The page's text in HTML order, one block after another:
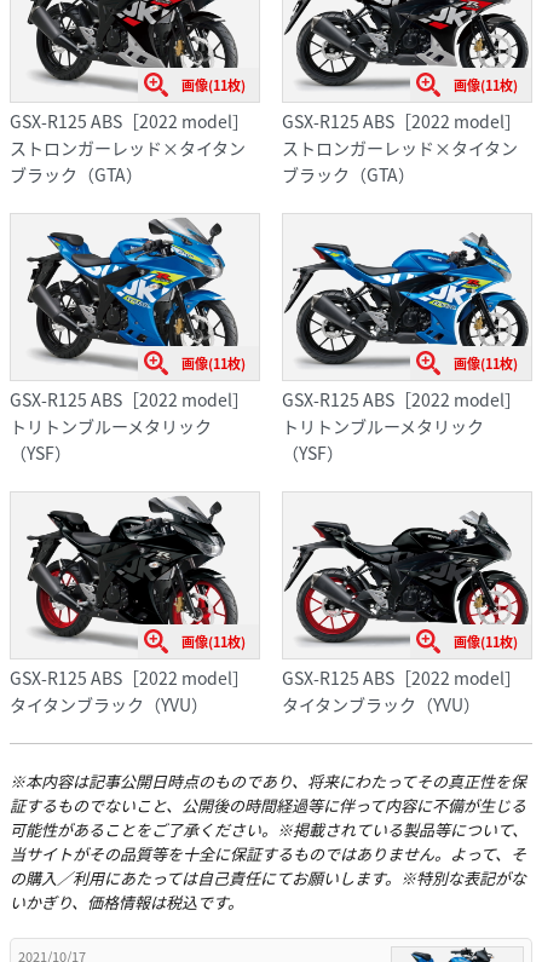
画像(11枚)
GSX-R125 ABS［2022 model］
ストロンガーレッド×タイタン
ブラック（GTA）
画像(11枚)
GSX-R125 ABS［2022 model］
ストロンガーレッド×タイタン
ブラック（GTA）
画像(11枚)
GSX-R125 ABS［2022 model］
トリトンブルーメタリック
（YSF）
画像(11枚)
GSX-R125 ABS［2022 model］
トリトンブルーメタリック
（YSF）
画像(11枚)
GSX-R125 ABS［2022 model］
タイタンブラック（YVU）
画像(11枚)
GSX-R125 ABS［2022 model］
タイタンブラック（YVU）
※本内容は記事公開日時点のものであり、将来にわたってその真正性を保
証するものでないこと、公開後の時間経過等に伴って内容に不備が生じる
可能性があることをご了承ください。※掲載されている製品等について、
当サイトがその品質等を十全に保証するものではありません。よって、そ
の購入／利用にあたっては自己責任にてお願いします。※特別な表記がな
いかぎり、価格情報は税込です。
2021/10/17